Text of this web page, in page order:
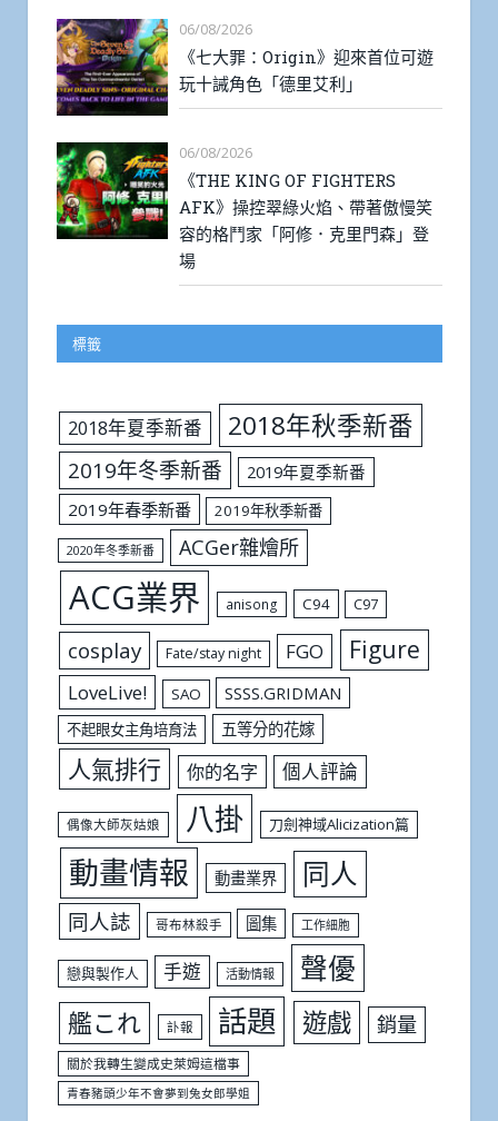
06/08/2026
《七大罪：Origin》迎來首位可遊
玩十誡角色「德里艾利」
06/08/2026
《THE KING OF FIGHTERS
AFK》操控翠綠火焰、帶著傲慢笑
容的格鬥家「阿修．克里門森」登
場
標籤
2018年夏季新番 2018年秋季新番
2019年冬季新番
2019年夏季新番
2019年春季新番
2019年秋季新番
2020年冬季新番 ACGer雜燴所
ACG業界 anisong C94 C97
cosplay Fate/stay night FGO Figure
LoveLive! SAO SSSS.GRIDMAN
不起眼女主角培育法 五等分的花嫁
人氣排行 你的名字 個人評論
偶像大師灰姑娘 八掛 刀劍神域Alicization篇
動畫情報 動畫業界 同人
同人誌 哥布林殺手 圖集 工作細胞
戀與製作人 手遊 活動情報 聲優
艦これ 訃報 話題 遊戲 銷量
關於我轉生變成史萊姆這檔事
青春豬頭少年不會夢到兔女郎學姐